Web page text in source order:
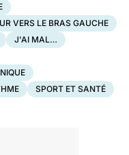
VERS LE BRAS GAUCHE
J'AI MAL…
SPORT ET SANTÉ